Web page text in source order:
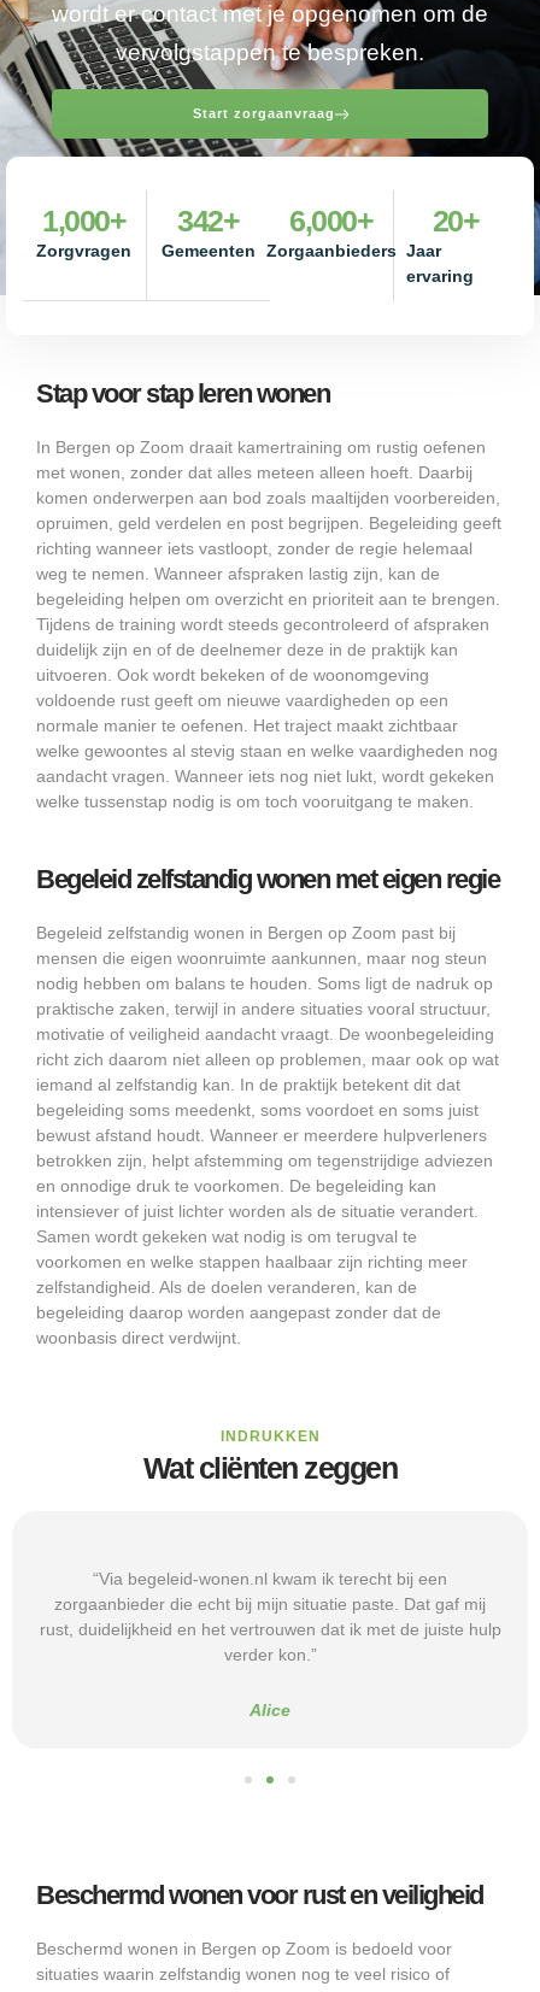
wordt er contact met je opgenomen om de
vervolgstappen te bespreken.
Start zorgaanvraag
Zorgvragen
1,000+
Gemeenten
342+
Zorgaanbieders
6,000+
Jaar
ervaring
20+
Stap voor stap leren wonen
In Bergen op Zoom draait kamertraining om rustig oefenen
met wonen, zonder dat alles meteen alleen hoeft. Daarbij
komen onderwerpen aan bod zoals maaltijden voorbereiden,
opruimen, geld verdelen en post begrijpen. Begeleiding geeft
richting wanneer iets vastloopt, zonder de regie helemaal
weg te nemen. Wanneer afspraken lastig zijn, kan de
begeleiding helpen om overzicht en prioriteit aan te brengen.
Tijdens de training wordt steeds gecontroleerd of afspraken
duidelijk zijn en of de deelnemer deze in de praktijk kan
uitvoeren. Ook wordt bekeken of de woonomgeving
voldoende rust geeft om nieuwe vaardigheden op een
normale manier te oefenen. Het traject maakt zichtbaar
welke gewoontes al stevig staan en welke vaardigheden nog
aandacht vragen. Wanneer iets nog niet lukt, wordt gekeken
welke tussenstap nodig is om toch vooruitgang te maken.
Begeleid zelfstandig wonen met eigen regie
Begeleid zelfstandig wonen in Bergen op Zoom past bij
mensen die eigen woonruimte aankunnen, maar nog steun
nodig hebben om balans te houden. Soms ligt de nadruk op
praktische zaken, terwijl in andere situaties vooral structuur,
motivatie of veiligheid aandacht vraagt. De woonbegeleiding
richt zich daarom niet alleen op problemen, maar ook op wat
iemand al zelfstandig kan. In de praktijk betekent dit dat
begeleiding soms meedenkt, soms voordoet en soms juist
bewust afstand houdt. Wanneer er meerdere hulpverleners
betrokken zijn, helpt afstemming om tegenstrijdige adviezen
en onnodige druk te voorkomen. De begeleiding kan
intensiever of juist lichter worden als de situatie verandert.
Samen wordt gekeken wat nodig is om terugval te
voorkomen en welke stappen haalbaar zijn richting meer
zelfstandigheid. Als de doelen veranderen, kan de
begeleiding daarop worden aangepast zonder dat de
woonbasis direct verdwijnt.
INDRUKKEN
Wat cliënten zeggen
“Via begeleid-wonen.nl kwam ik terecht bij een
zorgaanbieder die echt bij mijn situatie paste. Dat gaf mij
rust, duidelijkheid en het vertrouwen dat ik met de juiste hulp
verder kon.”
Alice
Beschermd wonen voor rust en veiligheid
Beschermd wonen in Bergen op Zoom is bedoeld voor
situaties waarin zelfstandig wonen nog te veel risico of